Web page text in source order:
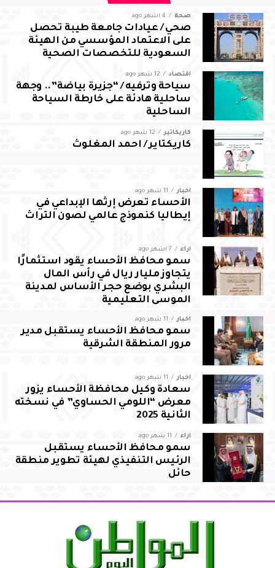
توجيهاته واهتمامه ودعمه المستمر، مؤكدًا مضاعفة الجهود
والالتزام بالمسؤوليات المنوطة به لضمان تحقيق أفضل النتائج
لقطاع المجاهدين بالمحافظة
صحة 4 أشهر ago
صحي / عيادات جامعة طيبة تحصل
على الاعتماد المؤسسي من الهيئة
السعودية للتخصصات الصحية
اقتصاد 12 شهر ago
سياحة وترفيه / “جزيرة بياضة”.. وجهة
ساحلية هادئة على خارطة السياحة
الساحلية
كاريكاتير 12 شهر ago
كاريكتاير / احمد المغلوث
أخبار 11 شهر ago
الأحساء تعرض إرثها الإبداعي في
إيطاليا كنموذج عالمي لصون التراث
آراء 7 أشهر ago
سمو محافظ الأحساء يقود استثمارًا
يتجاوز مليار ريال في رأس المال
البشري بوضع حجر الأساس لمدينة
الموسى التعليمية
أخبار 11 شهر ago
سمو محافظ الأحساء يستقبل مدير
مرور المنطقة الشرقية
أخبار 11 شهر ago
سعادة وكيل محافظة الأحساء يزور
معرض “اللومي الحساوي” في نسخته
الثانية 2025
آراء 11 شهر ago
سمو محافظ الأحساء يستقبل
الرئيس التنفيذي لهيئة تطوير منطقة
حائل